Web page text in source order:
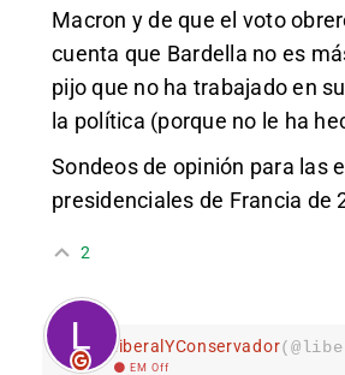
Macron y de que el voto
cuenta que Bardella no es
pijo que no ha trabajado en
la política (porque no le ha
Sondeos de opinión para las
presidenciales de Francia de
2
LiberalYConservador
EM Off